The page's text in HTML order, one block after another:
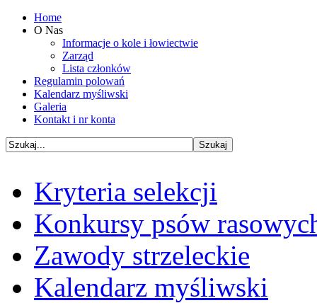
Home
O Nas
Informacje o kole i łowiectwie
Zarząd
Lista członków
Regulamin polowań
Kalendarz myśliwski
Galeria
Kontakt i nr konta
Kryteria selekcji
Konkursy psów
Zawody strzeleckie
Kalendarz myśliwski